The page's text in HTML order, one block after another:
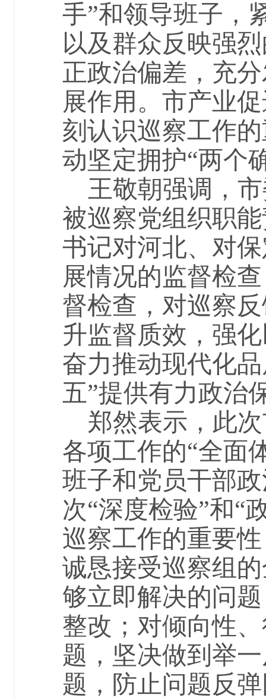
手”和领导班子，
以及群众反映强
正政治偏差，充
展作用 。市产业
刻认识巡察工作
动坚定拥护“两个
王敬朝强调，
被巡察党组织职
书记对河北、对
展情况的监督检
督检查，对巡察
升监督质效，强
奋力推动现代化
五”提供有力政治
郑然表示，此
各项工作的“全面
班子和党员干部
次“深度检验”和“
巡察工作的重要
诚恳接受巡察组
够立即解决的问
整改；对倾向性
题，坚决做到举
题，防止问题反